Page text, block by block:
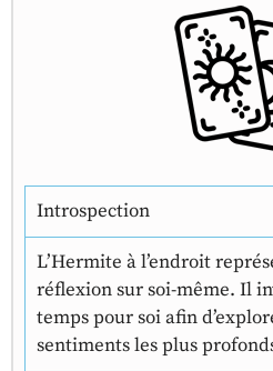
Introspection
L’Hermite à l’endroit
réflexion sur soi-même. Il
temps pour soi afin
sentiments les plus